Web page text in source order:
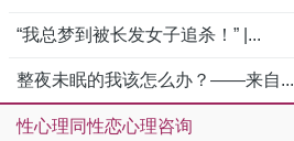
“我总梦到被长发女子追杀！” |...
整夜未眠的我该怎么办？——来自...
性心理同性恋心理咨询